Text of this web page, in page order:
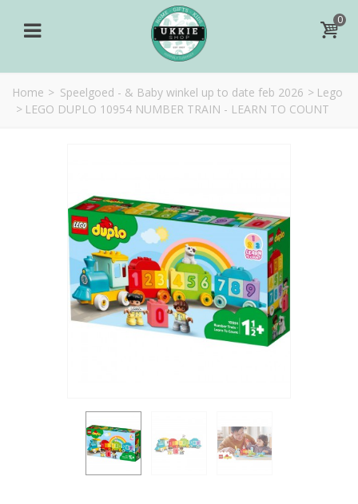
0
Home > Speelgoed - & Baby winkel up to date feb 2026 > Lego
> LEGO DUPLO 10954 NUMBER TRAIN - LEARN TO COUNT